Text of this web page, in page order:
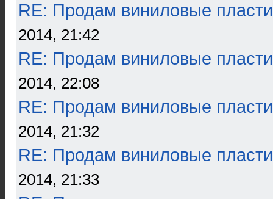
RE: Продам виниловые
2014, 21:42
RE: Продам виниловые
2014, 22:08
RE: Продам виниловые
2014, 21:32
RE: Продам виниловые
2014, 21:33